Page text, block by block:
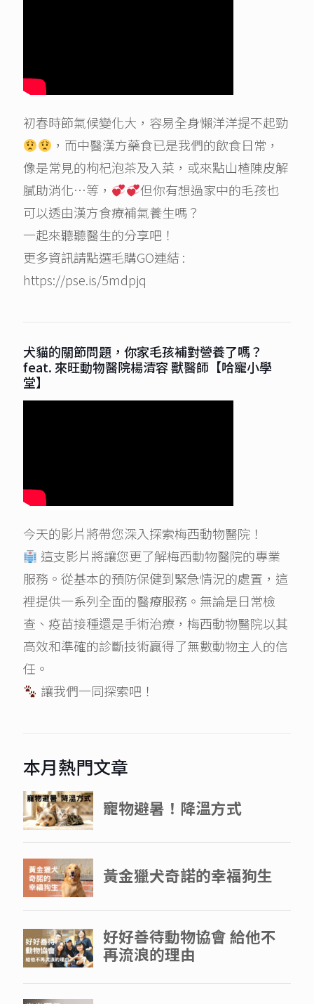
初春時節氣候變化大，容易全身懶洋洋提不起勁
，而中醫漢方藥食已是我們的飲食日常，
像是常見的枸杞泡茶及入菜，或來點山楂陳皮解
膩助消化…等，
但你有想過家中的毛孩也
可以透由漢方食療補氣養生嗎？
一起來聽聽醫生的分享吧！
更多資訊請點選毛購GO連結 :
https://pse.is/5mdpjq
犬貓的關節問題，你家毛孩補對營養了嗎？
feat. 來旺動物醫院楊清容 獸醫師【哈寵小學
堂】
今天的影片將帶您深入探索梅西動物醫院！
這支影片將讓您更了解梅西動物醫院的專業
服務。從基本的預防保健到緊急情況的處置，這
裡提供一系列全面的醫療服務。無論是日常檢
查、疫苗接種還是手術治療，梅西動物醫院以其
高效和準確的診斷技術贏得了無數動物主人的信
任。
讓我們一同探索吧！
本月熱門文章